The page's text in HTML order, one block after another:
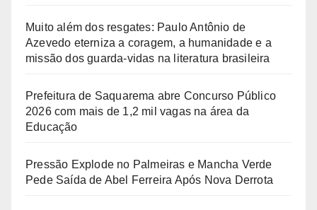
Muito além dos resgates: Paulo Antônio de
Azevedo eterniza a coragem, a humanidade e a
missão dos guarda-vidas na literatura brasileira
Prefeitura de Saquarema abre Concurso Público
2026 com mais de 1,2 mil vagas na área da
Educação
Pressão Explode no Palmeiras e Mancha Verde
Pede Saída de Abel Ferreira Após Nova Derrota